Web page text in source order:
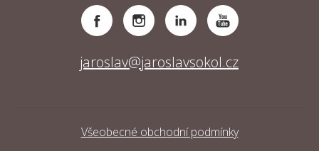
jaroslav@jaroslavsokol.cz
Všeobecné obchodní podmínky